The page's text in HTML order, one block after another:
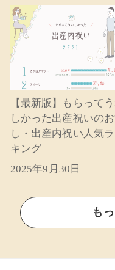
【最新版】もらって
しかった出産祝いの
し・出産内祝い人気
キング
2025年9月30日
も